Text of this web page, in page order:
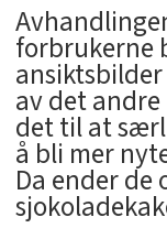
forbrukerne
av det
det til at
å bli mer
Da ender de